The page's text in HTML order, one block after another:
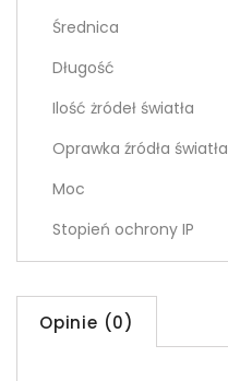
Średnica
Długość
Ilość żródeł światła
Oprawka źródła światła
Moc
Stopień ochrony IP
Opinie (0)